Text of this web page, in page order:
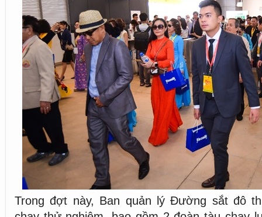
Trong đợt này, Ban quản lý Đường sắt đô